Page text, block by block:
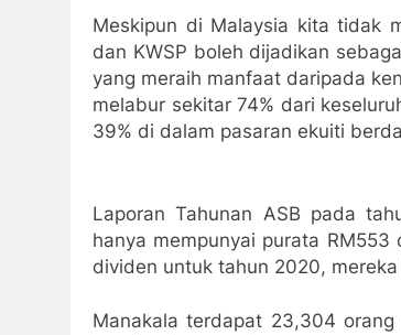
Meskipun di Malaysia kita tidak
dan KWSP boleh dijadikan
yang meraih manfaat daripada
melabur sekitar 74% dari
39% di dalam pasaran ekuiti
Laporan Tahunan ASB pada
hanya mempunyai purata
dividen untuk tahun 2020,
Manakala terdapat 23,304